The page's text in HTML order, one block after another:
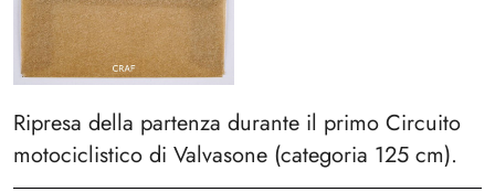
Ripresa della partenza durante il primo Circuito
motociclistico di Valvasone (categoria 125 cm).